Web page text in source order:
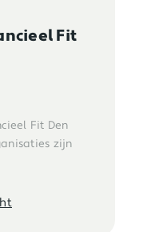
Fit
Fit Den
zijn